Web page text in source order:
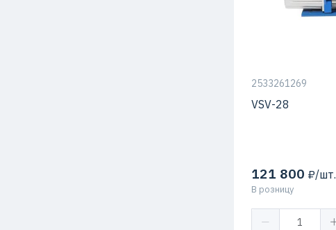
2533261269
VSV-28
121 800 ₽/шт.
В розницу